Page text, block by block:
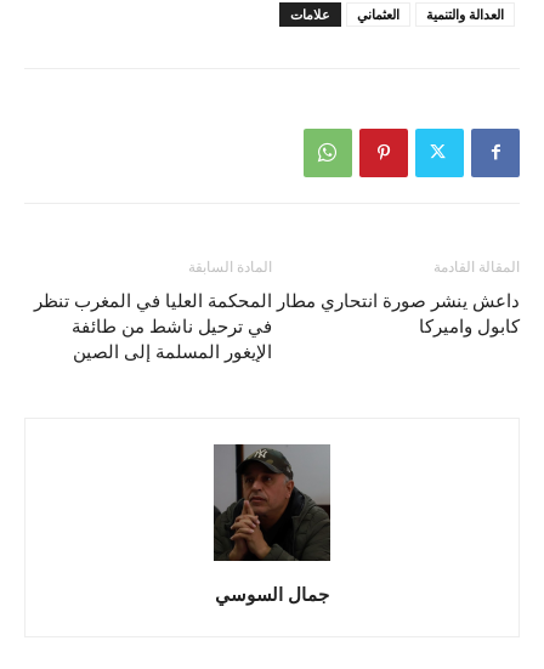
علامات العثماني العدالة والتنمية
المادة السابقة
المحكمة العليا في المغرب تنظر
في ترحيل ناشط من طائفة
الإيغور المسلمة إلى الصين
المقالة القادمة
داعش ينشر صورة انتحاري مطار
كابول واميركا
جمال السوسي